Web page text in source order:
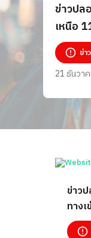
ข่าวปล
เหนือ
ข่า
21 ธันวา
ข่าว
ทาง